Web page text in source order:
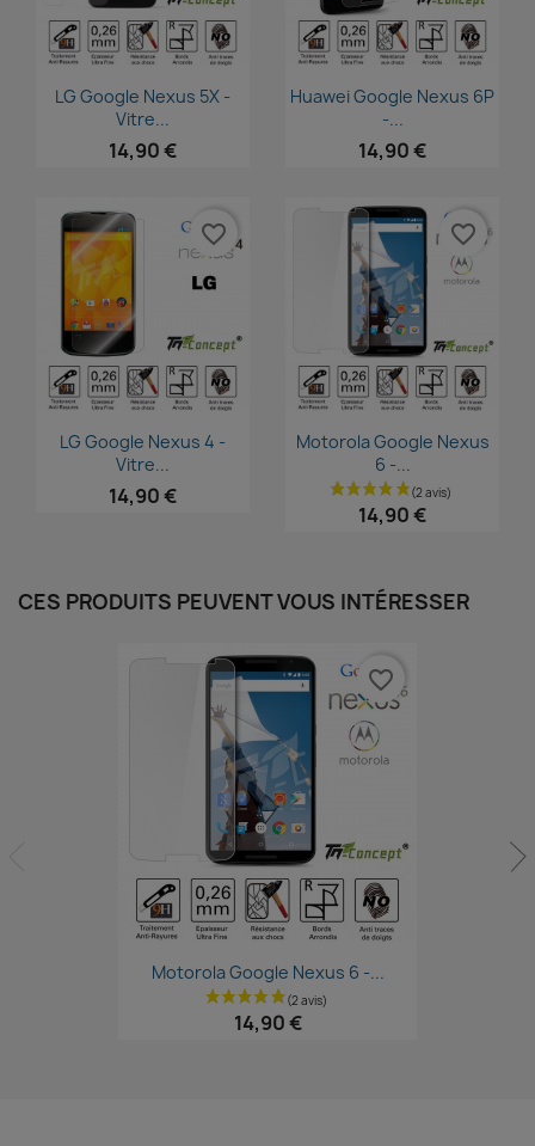
Aperçu rapide
LG Google Nexus 5X -
Vitre...
14,90 €
Aperçu rapide
Huawei Google Nexus 6P
-...
14,90 €
Aperçu rapide
LG Google Nexus 4 -
Vitre...
14,90 €
favorite_border
Aperçu rapide
Motorola Google Nexus
6 -...
14,90 €
favorite_border
CES PRODUITS PEUVENT VOUS INTÉRESSER
Aperçu rapide
Motorola Google Nexus 6 -...
14,90 €
favorite_border